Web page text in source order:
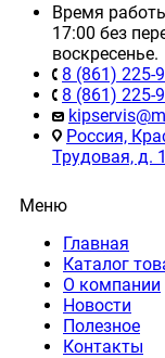
Время
17:00 без
воскресенье.
8 (861) 225-
8 (861) 225-
Россия,
Трудовая, д.
Меню
Главная
Каталог
О компании
Новости
Полезное
Контакты